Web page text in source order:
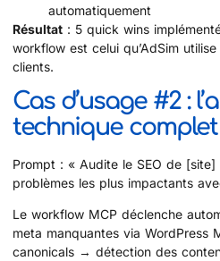
automatiquement
Résultat : 5 quick wins
workflow est celui qu’AdSim
clients.
Cas d’usage #2 :
technique complet
Prompt : « Audite le SEO de [site]
problèmes les plus impactants
Le workflow MCP déclenche
meta manquantes via WordPress
canonicals → détection des